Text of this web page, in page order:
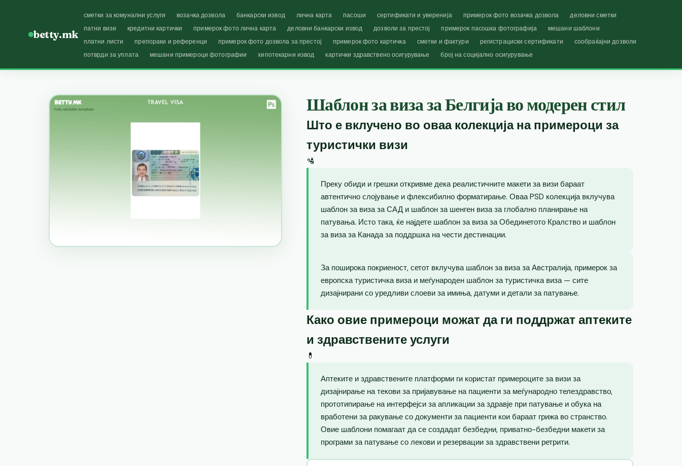
betty.mk
сметки за комунални услуги возачка дозвола банкарски извод лична карта пасоши сертификати и уверенија примерок фото возачка дозвола
деловни сметки
патни визи
кредитни картички примерок фото лична карта деловни банкарски извод дозволи за престој примерок пасошка фотографија
мешани шаблони
платни листи
препораки и референци примерок фото дозвола за престој примерок фото картичка сметки и фактури регистрациски сертификати
сообраќајни дозволи
потврди за уплата
мешани примероци фотографии хипотекарни извод картички здравствено осигурување број на социјално осигурување
Шаблон за виза за Белгија во модерен стил
Што е вклучено во оваа колекција на примероци за
туристички визи
🛂
Преку обиди и грешки откривме дека реалистичните макети за визи бараат
автентично слојување и флексибилно форматирање. Оваа PSD колекција вклучува
шаблон за виза за САД и шаблон за шенген виза за глобално планирање на
патувања. Исто така, ќе најдете шаблон за виза за Обединетото Кралство и шаблон
за виза за Канада за поддршка на чести дестинации.
За поширока покриеност, сетот вклучува шаблон за виза за Австралија, примерок за
европска туристичка виза и меѓународен шаблон за туристичка виза — сите
дизајнирани со уредливи слоеви за имиња, датуми и детали за патување.
Како овие примероци можат да ги поддржат аптеките
и здравствените услуги
💊
Аптеките и здравствените платформи ги користат примероците за визи за
дизајнирање на текови за пријавување на пациенти за меѓународно телездравство,
прототипирање на интерфејси за апликации за здравје при патување и обука на
вработени за ракување со документи за пациенти кои бараат грижа во странство.
Овие шаблони помагаат да се создадат безбедни, приватно-безбедни макети за
програми за патување со лекови и резервации за здравствени ретрити.